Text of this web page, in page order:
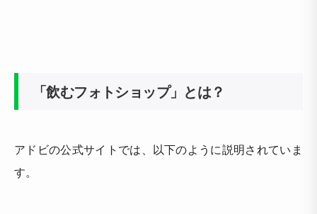
「飲むフォトショップ」とは？
アドビの公式サイトでは、以下のように説明されていま
す。